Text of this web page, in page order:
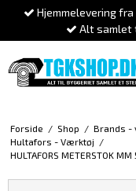
Hjemmelevering fra
Alt samlet
Forside / Shop / Brands -
Hultafors - Værktøj /
HULTAFORS METERSTOK